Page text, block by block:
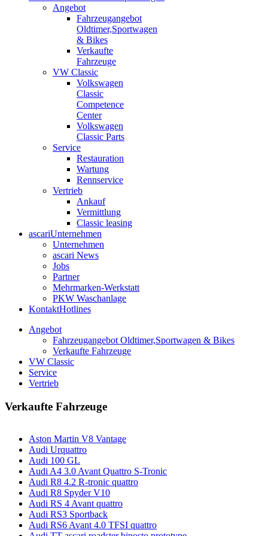
Angebot
Fahrzeugangebot
Oldtimer,Sportwagen
& Bikes
Verkaufte
Fahrzeuge
VW Classic
Volkswagen
Classic
Competence
Center
Volkswagen
Classic Parts
Service
Restauration
Wartung
Rennservice
Vertrieb
Ankauf
Vermittlung
Classic leasing
ascariUnternehmen
Unternehmen
ascari News
Jobs
Partner
Mehrmarken-Werkstatt
PKW Waschanlage
KontaktHotlines
Angebot
Fahrzeugangebot Oldtimer,Sportwagen & Bikes
Verkaufte Fahrzeuge
VW Classic
Service
Vertrieb
Verkaufte Fahrzeuge
Aston Martin V8 Vantage
Audi Urquattro
Audi 100 GL
Audi A4 3.0 Avant Quattro S-Tronic
Audi R8 4.2 R-tronic quattro
Audi R8 Spyder V10
Audi RS 4 Avant quattro
Audi RS3 Sportback
Audi RS6 Avant 4.0 TFSI quattro